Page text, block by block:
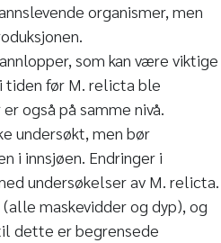
organismer, men
som kan være viktige
tiden før M. relicta ble
også på samme nivå.
undersøkt, men bør
i innsjøen. Endringer i
undersøkelser av M. relicta.
maskevidder og dyp), og
dette er begrensede